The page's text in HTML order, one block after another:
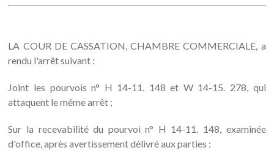
LA COUR DE CASSATION, CHAMBRE COMMERCIALE, a
rendu l'arrêt suivant :
Joint les pourvois n° H 14-11. 148 et W 14-15. 278, qui
attaquent le même arrêt ;
Sur la recevabilité du pourvoi n° H 14-11. 148, examinée
d'office, après avertissement délivré aux parties :